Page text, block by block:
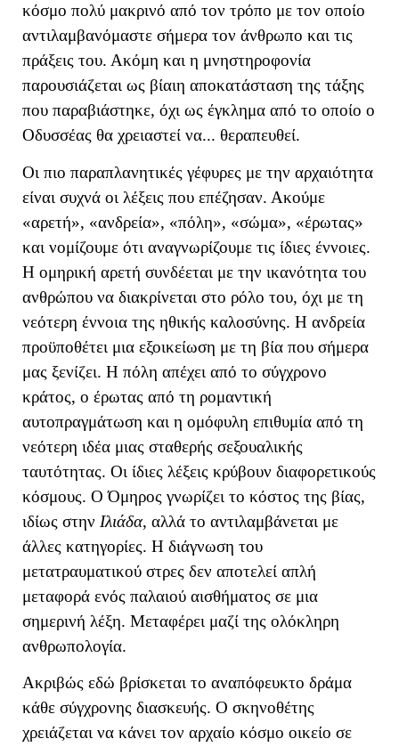
κόσμο πολύ μακρινό από τον τρόπο με τον οποίο
αντιλαμβανόμαστε σήμερα τον άνθρωπο και τις
πράξεις του. Ακόμη και η μνηστηροφονία
παρουσιάζεται ως βίαιη αποκατάσταση της τάξης
που παραβιάστηκε, όχι ως έγκλημα από το οποίο ο
Οδυσσέας θα χρειαστεί να... θεραπευθεί.
Οι πιο παραπλανητικές γέφυρες με την αρχαιότητα
είναι συχνά οι λέξεις που επέζησαν. Ακούμε
«αρετή», «ανδρεία», «πόλη», «σώμα», «έρωτας»
και νομίζουμε ότι αναγνωρίζουμε τις ίδιες έννοιες.
Η ομηρική αρετή συνδέεται με την ικανότητα του
ανθρώπου να διακρίνεται στο ρόλο του, όχι με τη
νεότερη έννοια της ηθικής καλοσύνης. Η ανδρεία
προϋποθέτει μια εξοικείωση με τη βία που σήμερα
μας ξενίζει. Η πόλη απέχει από το σύγχρονο
κράτος, ο έρωτας από τη ρομαντική
αυτοπραγμάτωση και η ομόφυλη επιθυμία από τη
νεότερη ιδέα μιας σταθερής σεξουαλικής
ταυτότητας. Οι ίδιες λέξεις κρύβουν διαφορετικούς
κόσμους. Ο Όμηρος γνωρίζει το κόστος της βίας,
ιδίως στην Ιλιάδα, αλλά το αντιλαμβάνεται με
άλλες κατηγορίες. Η διάγνωση του
μετατραυματικού στρες δεν αποτελεί απλή
μεταφορά ενός παλαιού αισθήματος σε μια
σημερινή λέξη. Μεταφέρει μαζί της ολόκληρη
ανθρωπολογία.
Ακριβώς εδώ βρίσκεται το αναπόφευκτο δράμα
κάθε σύγχρονης διασκευής. Ο σκηνοθέτης
χρειάζεται να κάνει τον αρχαίο κόσμο οικείο σε